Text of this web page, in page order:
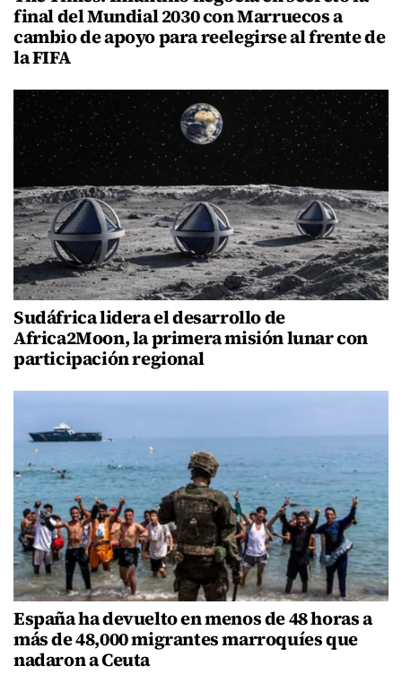
final del Mundial 2030 con Marruecos a
cambio de apoyo para reelegirse al frente de
la FIFA
Sudáfrica lidera el desarrollo de
Africa2Moon, la primera misión lunar con
participación regional
España ha devuelto en menos de 48 horas a
más de 48,000 migrantes marroquíes que
nadaron a Ceuta